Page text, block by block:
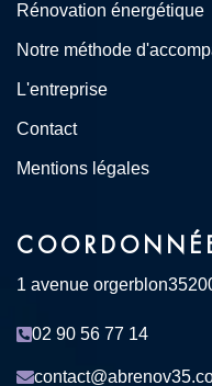
Rénovation énergétique
Notre méthode
L'entreprise
Contact
Mentions légales
1 avenue orgerblon
02 90 56 77 14